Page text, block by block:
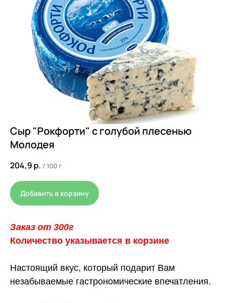
Сыр "Рокфорти" с голубой плесенью
Молодея
204,9 р. /100 г
Добавить в корзину
Заказ от 300г
Количество указывается в корзине
Настоящий вкус, который подарит Вам
незабываемые гастрономические впечатления.